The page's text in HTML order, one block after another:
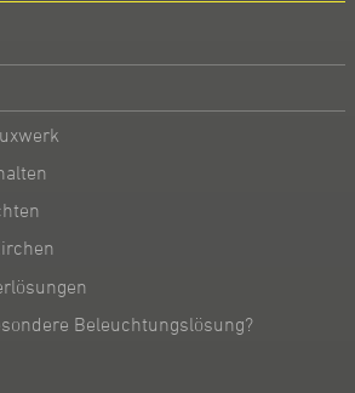
Beleuchtungslösung?